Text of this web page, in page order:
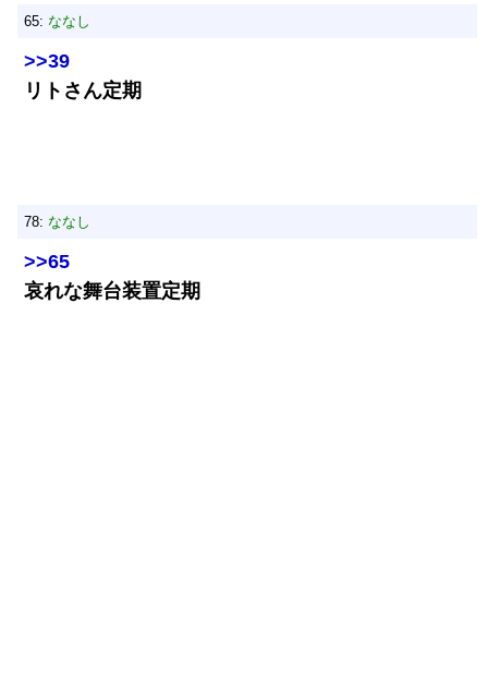
65: ななし
>>39
リトさん定期
78: ななし
>>65
哀れな舞台装置定期